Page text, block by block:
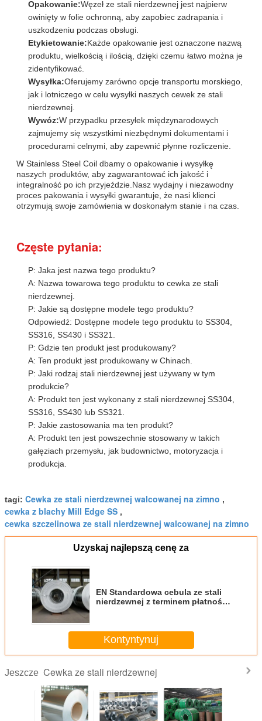
Opakowanie:Węzeł ze stali nierdzewnej jest najpierw
owinięty w folie ochronną, aby zapobiec zadrapania i
uszkodzeniu podczas obsługi.
Etykietowanie:Każde opakowanie jest oznaczone nazwą
produktu, wielkością i ilością, dzięki czemu łatwo można je
zidentyfikować.
Wysyłka:Oferujemy zarówno opcje transportu morskiego,
jak i lotniczego w celu wysyłki naszych cewek ze stali
nierdzewnej.
Wywóz:W przypadku przesyłek międzynarodowych
zajmujemy się wszystkimi niezbędnymi dokumentami i
procedurami celnymi, aby zapewnić płynne rozliczenie.
W Stainless Steel Coil dbamy o opakowanie i wysyłkę
naszych produktów, aby zagwarantować ich jakość i
integralność po ich przyjeździe.Nasz wydajny i niezawodny
proces pakowania i wysyłki gwarantuje, że nasi klienci
otrzymują swoje zamówienia w doskonałym stanie i na czas.
Częste pytania:
P: Jaka jest nazwa tego produktu?
A: Nazwa towarowa tego produktu to cewka ze stali
nierdzewnej.
P: Jakie są dostępne modele tego produktu?
Odpowiedź: Dostępne modele tego produktu to SS304,
SS316, SS430 i SS321.
P: Gdzie ten produkt jest produkowany?
A: Ten produkt jest produkowany w Chinach.
P: Jaki rodzaj stali nierdzewnej jest używany w tym
produkcie?
A: Produkt ten jest wykonany z stali nierdzewnej SS304,
SS316, SS430 lub SS321.
P: Jakie zastosowania ma ten produkt?
A: Produkt ten jest powszechnie stosowany w takich
gałęziach przemysłu, jak budownictwo, motoryzacja i
produkcja.
tagi: Cewka ze stali nierdzewnej walcowanej na zimno ,
cewka z blachy Mill Edge SS ,
cewka szczelinowa ze stali nierdzewnej walcowanej na zimno
Uzyskaj najlepszą cenę za
EN Standardowa cebula ze stali
nierdzewnej z terminem płatności
Kontyntynuj
Jeszcze Cewka ze stali nierdzewnej